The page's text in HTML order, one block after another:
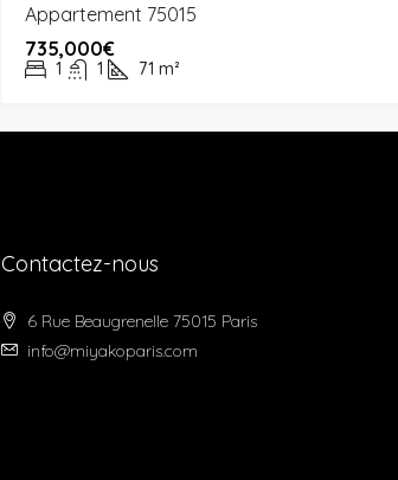
Appartement 75015
735,000€
1 1 71 m²
Contactez-nous
6 Rue Beaugrenelle 75015 Paris
info@miyakoparis.com